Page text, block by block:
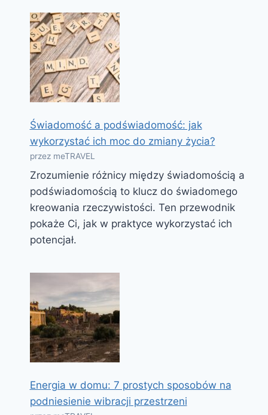
Świadomość a podświadomość: jak
wykorzystać ich moc do zmiany życia?
przez meTRAVEL
Zrozumienie różnicy między świadomością a
podświadomością to klucz do świadomego
kreowania rzeczywistości. Ten przewodnik
pokaże Ci, jak w praktyce wykorzystać ich
potencjał.
Energia w domu: 7 prostych sposobów na
podniesienie wibracji przestrzeni